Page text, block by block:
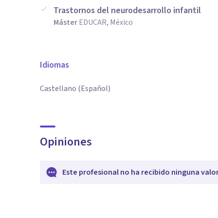
Trastornos del neurodesarrollo infantil
MásterEDUCAR, México
Idiomas
Castellano (Español)
Opiniones
Este profesional no ha recibido ninguna